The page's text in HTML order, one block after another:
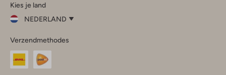
InstagramFacebook
Kies je land
NEDERLAND
je
land
Nederland
Verzendmethodes